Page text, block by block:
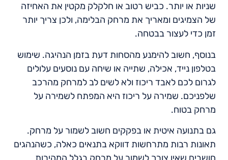
שניות או יותר. כביש רטוב או חלקלק מקטין את האחיזה
של הצמיגים ומאריך את מרחק הבלימה, ולכן צריך יותר
זמן כדי לעצור בבטחה.
בנוסף, חשוב להימנע מהסחות דעת בזמן הנהיגה. שימוש
בטלפון נייד, אכילה, שתייה או שיחה עם נוסעים עלולים
לגרום לכם לאבד ריכוז ולא לשים לב למרחק מהרכב
שלפניכם. שמירה על ריכוז היא המפתח לשמירה על
מרחק בטוח.
גם בתנועה איטית או בפקקים חשוב לשמור על מרחק.
תאונות רבות מתרחשות דווקא בתנאים כאלה, כשהנהגים